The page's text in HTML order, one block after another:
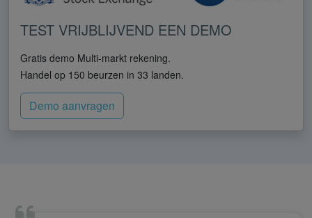
TEST VRIJBLIJVEND EEN DEMO
Gratis demo Multi-markt rekening.
Handel op 150 beurzen in 33 landen.
Demo aanvragen